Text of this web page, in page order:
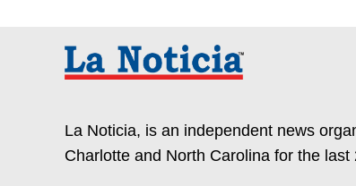
La Noticia, is an independent news
Charlotte and North Carolina for the last